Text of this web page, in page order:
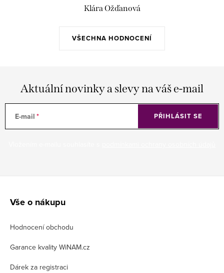
VŠECHNA HODNOCENÍ
Klára Ožďanová
Aktuální novinky a slevy na váš e-mail
E-mail PŘIHLÁSIT SE
Vše o nákupu
Hodnocení obchodu
Garance kvality WiNAM.cz
Dárek za registraci